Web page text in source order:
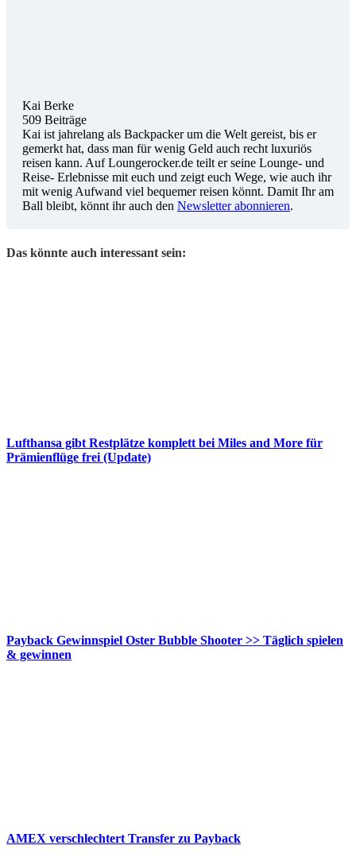
Kai Berke
509 Beiträge
Kai ist jahrelang als Backpacker um die Welt gereist, bis er
gemerkt hat, dass man für wenig Geld auch recht luxuriös
reisen kann. Auf Loungerocker.de teilt er seine Lounge- und
Reise- Erlebnisse mit euch und zeigt euch Wege, wie auch ihr
mit wenig Aufwand viel bequemer reisen könnt. Damit Ihr am
Ball bleibt, könnt ihr auch den Newsletter abonnieren.
Das könnte auch interessant sein:
Lufthansa gibt Restplätze komplett bei Miles and More für
Prämienflüge frei (Update)
Payback Gewinnspiel Oster Bubble Shooter >> Täglich spielen
& gewinnen
AMEX verschlechtert Transfer zu Payback